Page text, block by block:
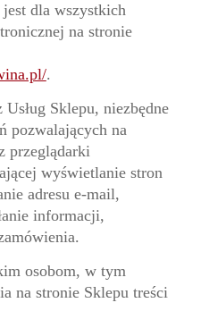
dla wszystkich
na stronie
.
Sklepu, niezbędne
pozwalających na
przeglądarki
wyświetlanie stron
adresu e-mail,
informacji,
osobom, w tym
na stronie Sklepu treści